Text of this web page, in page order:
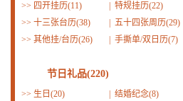
>> 四开挂历(11)
特规挂历(22)
>> 十三张台历(38)
五十四张周历(29)
>> 其他挂/台历(26) 手撕单/双日历(7)
节日礼品(220)
>> 生日(20)
结婚纪念(8)